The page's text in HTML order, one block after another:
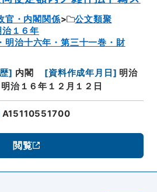
官・内閣関係
公文類聚
１６年
明治十六年・第三十一巻・財
] 内閣 [資料作成年月日 ] 明治
治１６年１２月１２日
A15110551700
閲覧